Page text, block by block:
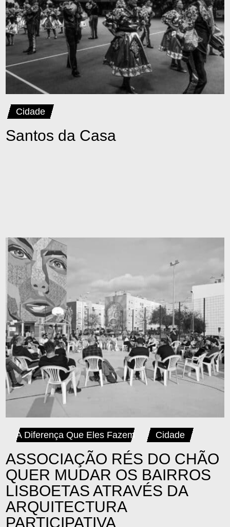
Santos da Casa
Cidade
ASSOCIAÇÃO RÉS DO CHÃO
QUER MUDAR OS BAIRROS
LISBOETAS ATRAVÉS DA
ARQUITECTURA
PARTICIPATIVA
A Diferença Que Eles Fazem Cidade